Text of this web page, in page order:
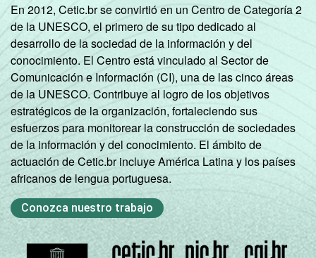
En 2012, Cetic.br se convirtió en un Centro de Categoría 2
de la UNESCO, el primero de su tipo dedicado al
desarrollo de la sociedad de la información y del
conocimiento. El Centro está vinculado al Sector de
Comunicación e Información (CI), una de las cinco áreas
de la UNESCO. Contribuye al logro de los objetivos
estratégicos de la organización, fortaleciendo sus
esfuerzos para monitorear la construcción de sociedades
de la información y del conocimiento. El ámbito de
actuación de Cetic.br incluye América Latina y los países
africanos de lengua portuguesa.
Conozca nuestro trabajo